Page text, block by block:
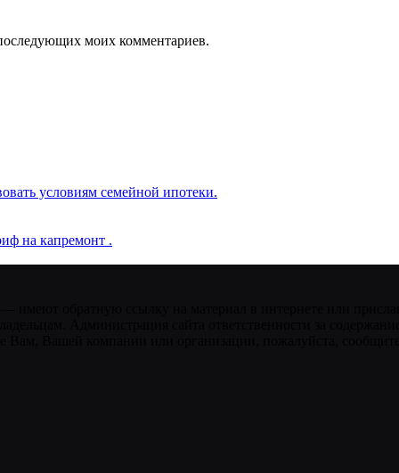
моих комментариев.
условиям семейной ипотеки.
на капремонт .